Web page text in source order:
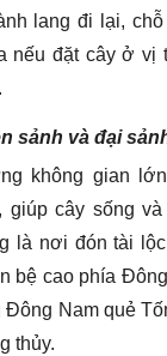
lang đi lại,
nếu đặt cây ở vị
sảnh và đại
không gian
giúp cây sống
là nơi đón tài
bệ cao phía
Đông Nam quẻ
thủy.